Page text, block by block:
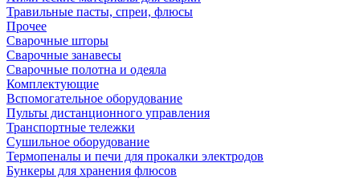
Травильные пасты, спреи, флюсы
Прочее
Сварочные шторы
Сварочные занавесы
Сварочные полотна и одеяла
Комплектующие
Вспомогательное оборудование
Пульты дистанционного управления
Транспортные тележки
Сушильное оборудование
Термопеналы и печи для прокалки электродов
Бункеры для хранения флюсов